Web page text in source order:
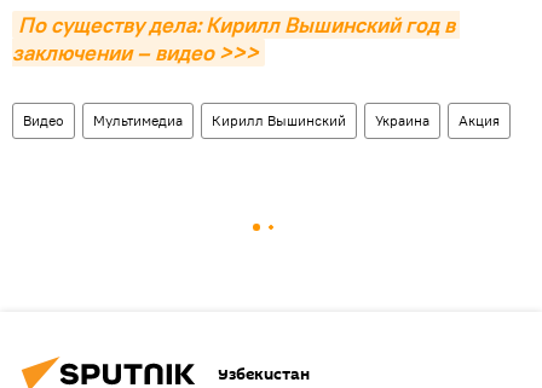
По существу дела: Кирилл Вышинский год в
заключении – видео >>>
Видео Мультимедиа Кирилл Вышинский Украина Акция
Узбекистан